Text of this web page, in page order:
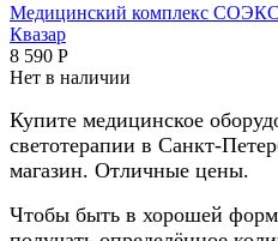
Медицинский комплекс СОЭКС
Квазар
8 590 Р
Нет в наличии
Купите медицинское
светотерапии в Санкт-
магазин. Отличные цены.
Чтобы быть в хорошей